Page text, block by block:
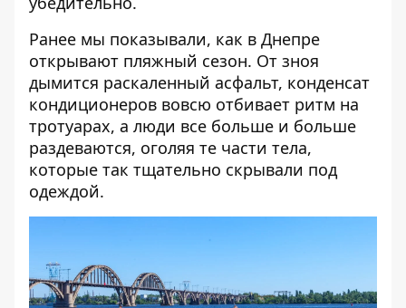
Ранее мы показывали, как в Днепре
открывают пляжный сезон. От зноя
дымится раскаленный асфальт, конденсат
кондиционеров вовсю отбивает ритм на
тротуарах, а люди все больше и больше
раздеваются, оголяя те части тела,
которые так тщательно скрывали под
одеждой.